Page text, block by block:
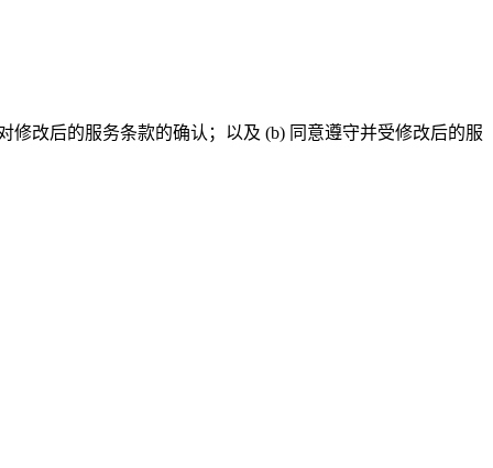
改后的服务条款的确认；以及 (b) 同意遵守并受修改后的服